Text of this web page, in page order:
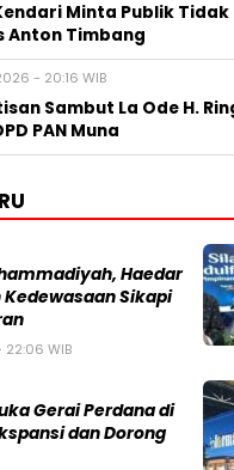
Minta Publik
Anton Timbang
- 20:16 WIB
Sambut La Ode H.
PAN Muna
Haedar
Sikapi
WIB
Gerai Perdana di
dan Dorong